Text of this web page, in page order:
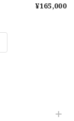
¥165,000